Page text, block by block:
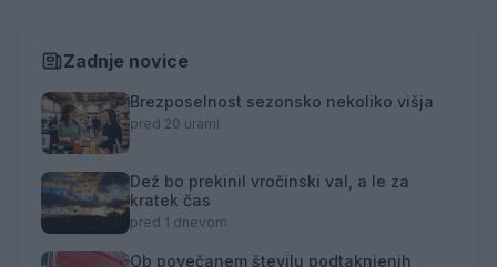
Zadnje novice
Brezposelnost sezonsko nekoliko višja
pred 20 urami
Dež bo prekinil vročinski val, a le za
kratek čas
pred 1 dnevom
Ob povečanem številu podtaknjenih